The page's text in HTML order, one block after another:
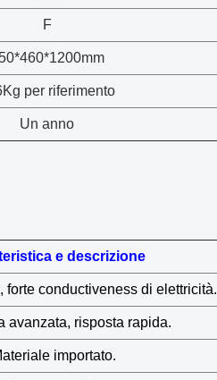
F
per riferimento
Un anno
e descrizione
forte conductiveness di elettricità.
avanzata, risposta rapida.
importato.